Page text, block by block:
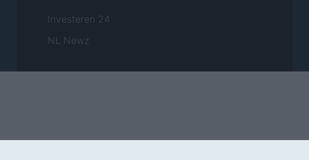
Investeren 24
NL Newz